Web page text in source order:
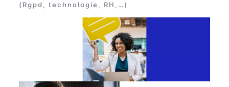
(Rgpd, technologie, RH,…)